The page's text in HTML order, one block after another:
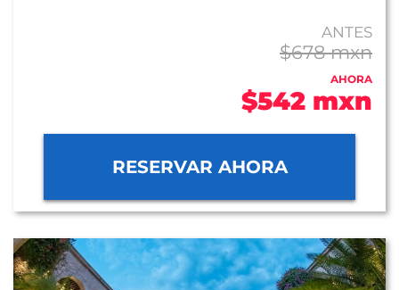
ANTES
$678 mxn
AHORA
$542 mxn
RESERVAR AHORA